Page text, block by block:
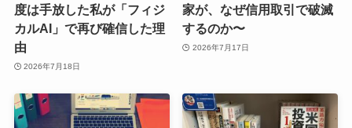
度は手放した私が「フィジ
カルAI」で再び確信した理
由
2026年7月18日
家が、なぜ信用取引で破滅
するのか〜
2026年7月17日